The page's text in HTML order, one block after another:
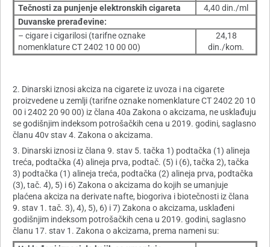
Tečnosti za punjenje elektronskih cigareta
4,40 din./ml
Duvanske prerađevine:
– cigare i cigarilosi (tarifne oznake
nomenklature CT 2402 10 00 00)
24,18
din./kom.
2. Dinarski iznosi akciza na cigarete iz uvoza i na cigarete
proizvedene u zemlji (tarifne oznake nomenklature CT 2402 20 10
00 i 2402 20 90 00) iz člana 40a Zakona o akcizama, ne usklađuju
se godišnjim indeksom potrošačkih cena u 2019. godini, saglasno
članu 40v stav 4. Zakona o akcizama.
3. Dinarski iznosi iz člana 9. stav 5. tačka 1) podtačka (1) alineja
treća, podtačka (4) alineja prva, podtač. (5) i (6), tačka 2), tačka
3) podtačka (1) alineja treća, podtačka (2) alineja prva, podtačka
(3), tač. 4), 5) i 6) Zakona o akcizama do kojih se umanjuje
plaćena akciza na derivate nafte, biogoriva i biotečnosti iz člana
9. stav 1. tač. 3), 4), 5), 6) i 7) Zakona o akcizama, usklađeni
godišnjim indeksom potrošačkih cena u 2019. godini, saglasno
članu 17. stav 1. Zakona o akcizama, prema nameni su: